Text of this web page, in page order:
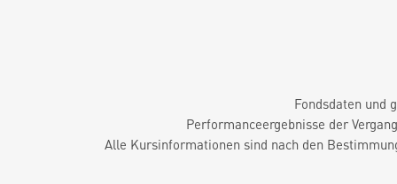
Fondsdaten und
Performanceergebnisse der
Alle Kursinformationen sind nach den